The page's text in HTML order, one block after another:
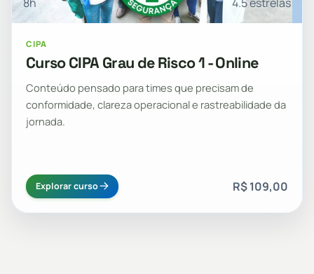
CIPA
Curso CIPA Grau de Risco 1 - Online
Conteúdo pensado para times que precisam de
conformidade, clareza operacional e rastreabilidade da
jornada.
Explorar curso R$ 109,00